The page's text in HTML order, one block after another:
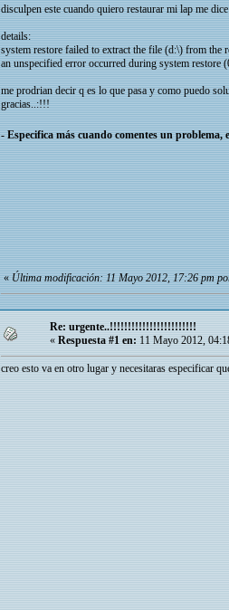
disculpen este cuando quiero restaurar mi lap me
details:
system restore failed to extract the file (d:\) from the
an unspecified error occurred during system restore
me prodrian decir q es lo que pasa y como puedo
gracias..:!!!
- Especifica más cuando comentes un
«Última modificación: 11 Mayo 2012, 17:26 pm
Re: urgente..!!!!!!!!!!!!!!!!!!!!!!!!
« Respuesta #1 en: 11 Mayo 2012,
creo esto va en otro lugar y necesitaras especificar